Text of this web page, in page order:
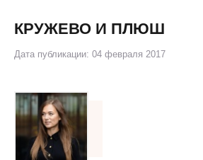
КРУЖЕВО И ПЛЮШ
Дата публикации: 04 февраля 2017